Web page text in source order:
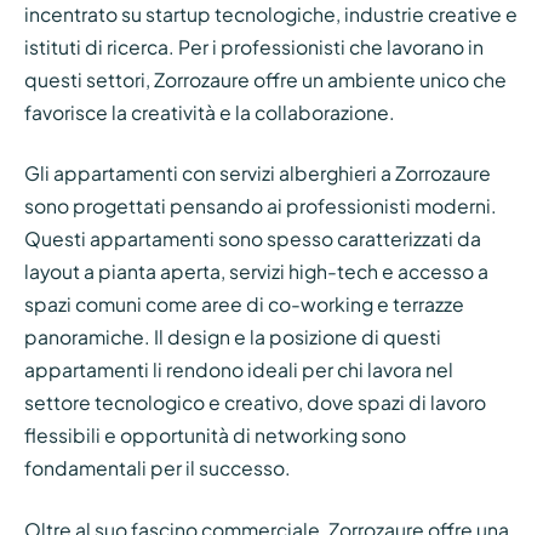
incentrato su startup tecnologiche, industrie creative e
istituti di ricerca. Per i professionisti che lavorano in
questi settori, Zorrozaure offre un ambiente unico che
favorisce la creatività e la collaborazione.
Gli appartamenti con servizi alberghieri a Zorrozaure
sono progettati pensando ai professionisti moderni.
Questi appartamenti sono spesso caratterizzati da
layout a pianta aperta, servizi high-tech e accesso a
spazi comuni come aree di co-working e terrazze
panoramiche. Il design e la posizione di questi
appartamenti li rendono ideali per chi lavora nel
settore tecnologico e creativo, dove spazi di lavoro
flessibili e opportunità di networking sono
fondamentali per il successo.
Oltre al suo fascino commerciale, Zorrozaure offre una